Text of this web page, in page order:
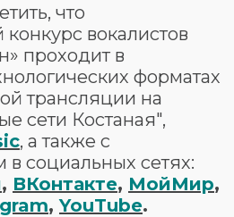
что
вокалистов
проходит в
форматах
трансляции на
сети Костаная",
, а также с
социальных сетях:
, ВКонтакте, МойМир,
, YouTube.